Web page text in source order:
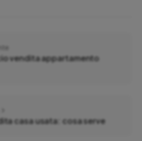
vendita appartamento
casa usata: cosa serve